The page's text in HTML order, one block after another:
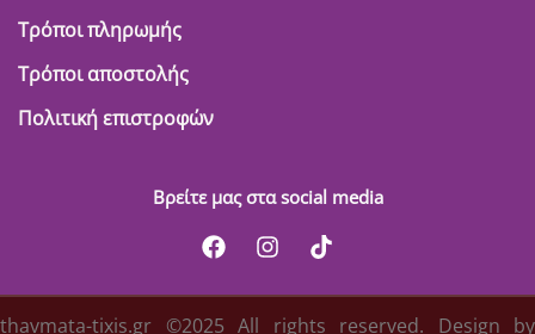
Τρόποι πληρωμής
Τρόποι αποστολής
Πολιτική επιστροφών
Βρείτε μας στα social media
thavmata-tixis.gr ©2025 All rights reserved. Design by